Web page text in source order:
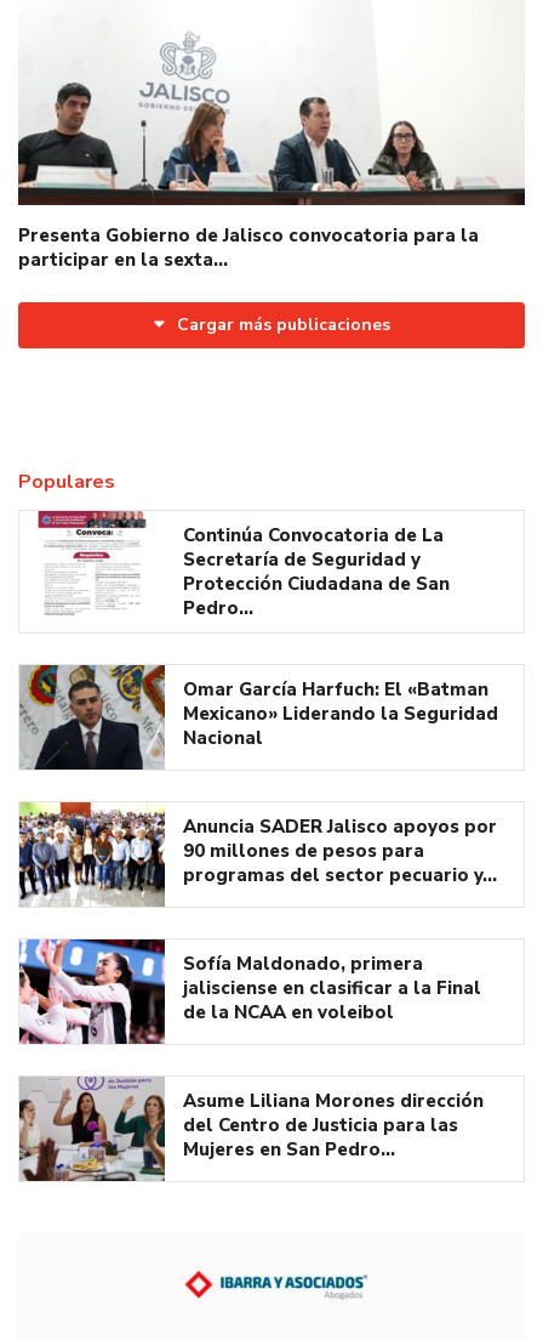
Presenta Gobierno de Jalisco convocatoria para la
participar en la sexta…
Cargar más publicaciones
Populares
Continúa Convocatoria de La
Secretaría de Seguridad y
Protección Ciudadana de San
Pedro…
Omar García Harfuch: El «Batman
Mexicano» Liderando la Seguridad
Nacional
Anuncia SADER Jalisco apoyos por
90 millones de pesos para
programas del sector pecuario y…
Sofía Maldonado, primera
jalisciense en clasificar a la Final
de la NCAA en voleibol
Asume Liliana Morones dirección
del Centro de Justicia para las
Mujeres en San Pedro…